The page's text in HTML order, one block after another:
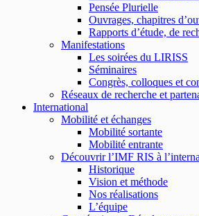
Pensée Plurielle
Ouvrages, chapitres
Rapports d’étude, de
Manifestations
Les soirées du LIRISS
Séminaires
Congrès, colloques et
Réseaux de recherche et
International
Mobilité et échanges
Mobilité sortante
Mobilité entrante
Découvrir l’IMF RIS à
Historique
Vision et méthode
Nos réalisations
L’équipe